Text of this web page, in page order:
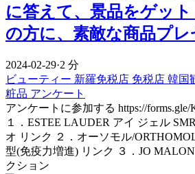
に答えて、景品をゲット
の方に、素敵な商品プレ
2024-02-29·2 分
ビューティー 新羅免税店 免税店 韓国
粧品 アンケート
アンケートに参加する https://
１．ESTEE LAUDER アイ ジェル
オ リンク ２．オーソモル/
型(免疫力増進) リンク ３．JO
クション